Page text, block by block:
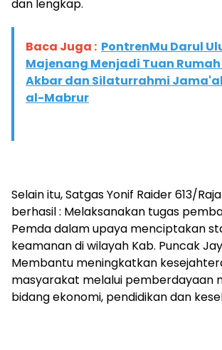
dan lengkap.
Baca Juga : PontrenMu Darul
Majenang Menjadi Tuan
Akbar dan Silaturrahmi
al-Mabrur
Selain itu, Satgas Yonif Raider 613/
berhasil : Melaksanakan tugas
Pemda dalam upaya menciptakan
keamanan di wilayah Kab. Puncak
Membantu meningkatkan
masyarakat melalui pemberdayaan
bidang ekonomi, pendidikan dan